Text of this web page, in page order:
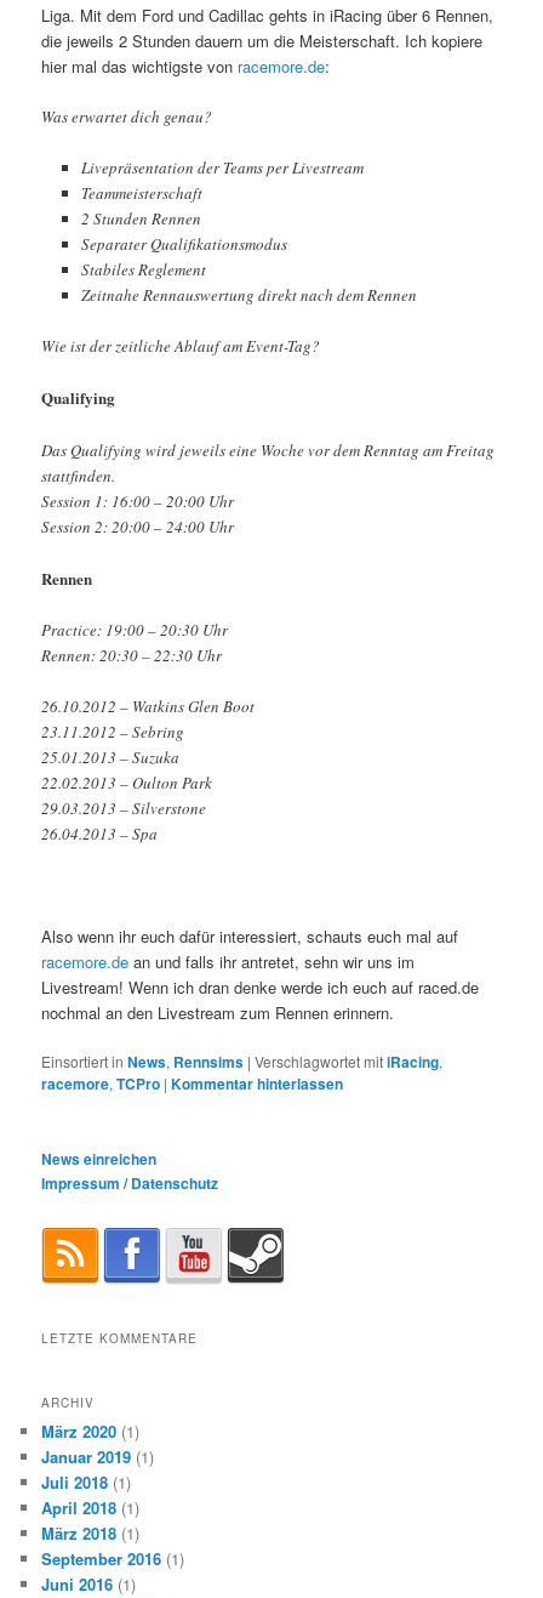
Liga. Mit dem Ford und Cadillac gehts in iRacing über 6 Rennen,
die jeweils 2 Stunden dauern um die Meisterschaft. Ich kopiere
hier mal das wichtigste von racemore.de:
Was erwartet dich genau?
Livepräsentation der Teams per Livestream
Teammeisterschaft
2 Stunden Rennen
Separater Qualifikationsmodus
Stabiles Reglement
Zeitnahe Rennauswertung direkt nach dem Rennen
Wie ist der zeitliche Ablauf am Event-Tag?
Qualifying
Das Qualifying wird jeweils eine Woche vor dem Renntag am Freitag
stattfinden.
Session 1: 16:00 – 20:00 Uhr
Session 2: 20:00 – 24:00 Uhr
Rennen
Practice: 19:00 – 20:30 Uhr
Rennen: 20:30 – 22:30 Uhr
26.10.2012 – Watkins Glen Boot
23.11.2012 – Sebring
25.01.2013 – Suzuka
22.02.2013 – Oulton Park
29.03.2013 – Silverstone
26.04.2013 – Spa
Also wenn ihr euch dafür interessiert, schauts euch mal auf
racemore.de an und falls ihr antretet, sehn wir uns im
Livestream! Wenn ich dran denke werde ich euch auf raced.de
nochmal an den Livestream zum Rennen erinnern.
Einsortiert in News, Rennsims |Verschlagwortet mitiRacing,
racemore,TCPro |Kommentar hinterlassen
News einreichen
Impressum / Datenschutz
LETZTE KOMMENTARE
ARCHIV
März 2020 (1)
Januar 2019 (1)
Juli 2018 (1)
April 2018 (1)
März 2018 (1)
September 2016 (1)
Juni 2016 (1)